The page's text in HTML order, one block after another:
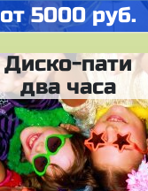
от 5000 руб.
Диско-пати
два часа